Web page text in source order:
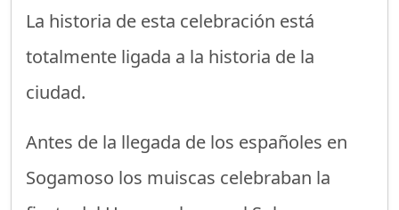
La historia de esta celebración está
totalmente ligada a la historia de la
ciudad.
Antes de la llegada de los españoles en
Sogamoso los muiscas celebraban la